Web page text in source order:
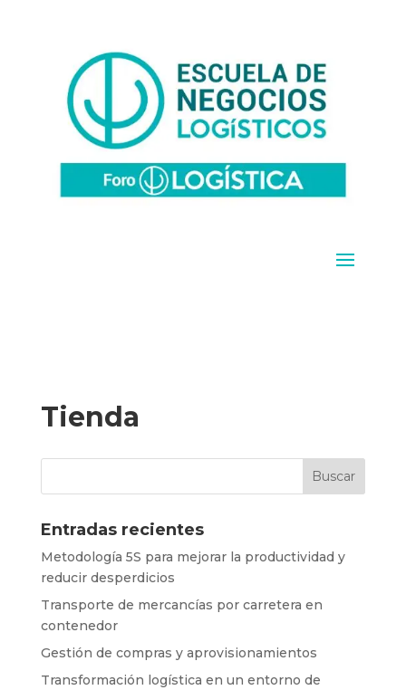
Tienda
Entradas recientes
Metodología 5S para mejorar la productividad y
reducir desperdicios
Transporte de mercancías por carretera en
contenedor
Gestión de compras y aprovisionamientos
Transformación logística en un entorno de